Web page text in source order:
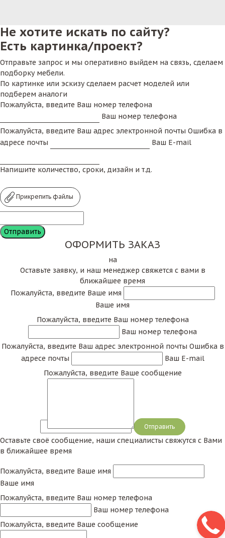
Не хотите искать по сайту?
Есть картинка/проект?
Отправьте запрос и мы оперативно выйдем на связь, сделаем
подборку мебели.
По картинке или эскизу сделаем расчет моделей или
подберем аналоги
Пожалуйста, введите Ваш номер телефона
Ваш номер телефона
Пожалуйста, введите Ваш адрес электронной почты Ошибка в
адресе почты
Ваш E-mail
Напишите количество, сроки, дизайн и т.д.
Прикрепить файлы
ОФОРМИТЬ ЗАКАЗ
на
Оставьте заявку, и наш менеджер свяжется с вами в
ближайшее время
Пожалуйста, введите Ваше имя
Ваше имя
Пожалуйста, введите Ваш номер телефона
Ваш номер телефона
Пожалуйста, введите Ваш адрес электронной почты Ошибка в
адресе почты
Ваш E-mail
Пожалуйста, введите Ваше сообщение
Сообщение
Оставьте своё сообщение, наши специалисты свяжутся с Вами
в ближайшее время
Пожалуйста, введите Ваше имя
Ваше имя
Пожалуйста, введите Ваш номер телефона
Ваш номер телефона
Пожалуйста, введите Ваше сообщение